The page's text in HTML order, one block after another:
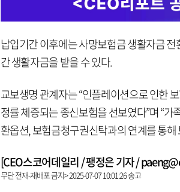
납입기간 이후에는 사망보험금 생활자금
간 생활자금을 받을 수 있다.
교보생명 관계자는 “인플레이션으로 인한
정률 체증되는 종신보험을 선보였다”며 “
환옵션, 보험금청구권신탁과의 연계를 통
[CEO스코어데일리 / 팽정은 기자 /
무단 전재-재배포 금지> 2025-07-07 10:01:26 송고